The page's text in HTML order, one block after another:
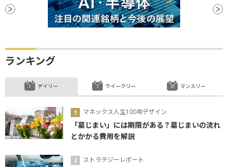
ランキング
デイリー
マネックス人生100年デザイン
「墓じまい」には期限がある？墓じまいの流れ
とかかる費用を解説
ストラテジーレポート
ウイークリー マンスリー